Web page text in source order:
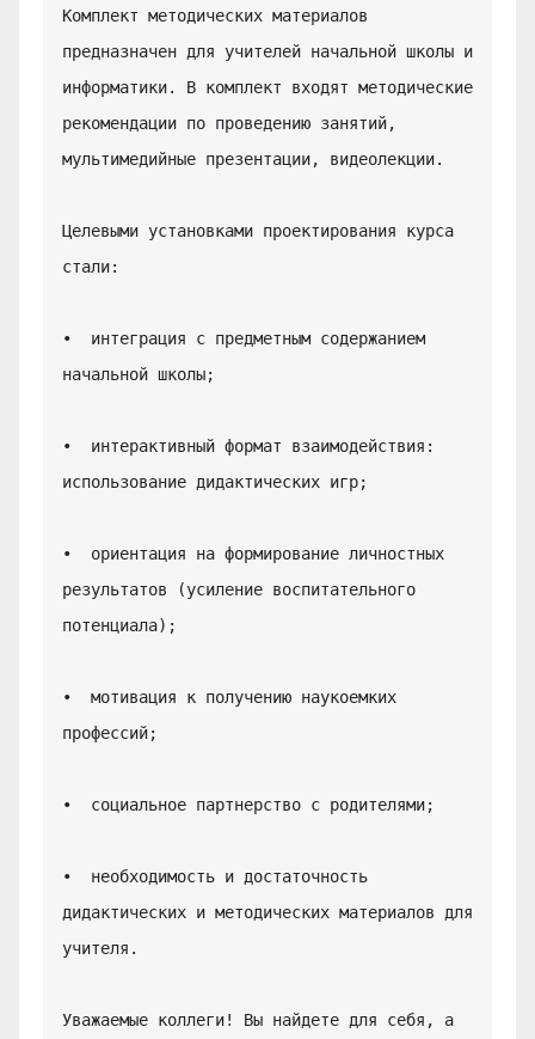
Комплект методических материалов
предназначен для учителей начальной школы и
информатики. В комплект входят методические
рекомендации по проведению занятий,
мультимедийные презентации, видеолекции.
Целевыми установками проектирования курса
стали:
•  интеграция с предметным содержанием
начальной школы;
•  интерактивный формат взаимодействия:
использование дидактических игр;
•  ориентация на формирование личностных
результатов (усиление воспитательного
потенциала);
•  мотивация к получению наукоемких
профессий;
•  социальное партнерство с родителями;
•  необходимость и достаточность
дидактических и методических материалов для
учителя.
Уважаемые коллеги! Вы найдете для себя, а